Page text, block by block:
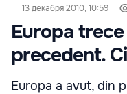
13 декабря 2010, 10:59
Europa
precedent.
Europa a avut, din